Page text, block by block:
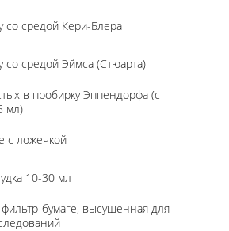
со средой Кери-Блера
со средой Эймса (Стюарта)
в пробирку Эппендорфа (с
мл)
с ложечкой
10-30 мл
бумаге, высушенная для